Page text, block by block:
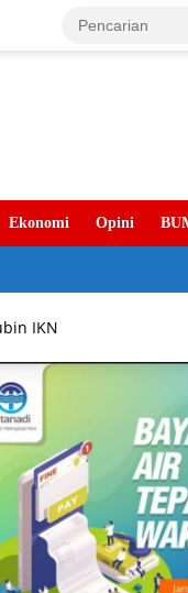
Ekonomi Opini